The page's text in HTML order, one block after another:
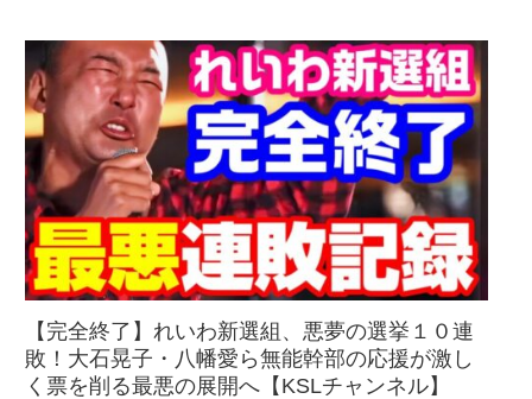
【完全終了】れいわ新選組、悪夢の選挙１０連
敗！大石晃子・八幡愛ら無能幹部の応援が激し
く票を削る最悪の展開へ【KSLチャンネル】